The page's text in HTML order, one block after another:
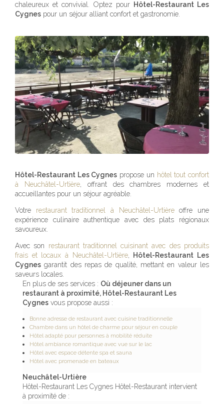
chaleureux et convivial. Optez pour Hôtel-Restaurant Les
Cygnes pour un séjour alliant confort et gastronomie.
Hôtel-Restaurant Les Cygnes propose un hôtel tout confort
à Neuchâtel-Urtière, offrant des chambres modernes et
accueillantes pour un séjour agréable.
Votre restaurant traditionnel à Neuchâtel-Urtièreoffre une
expérience culinaire authentique avec des plats régionaux
savoureux.
Avec son restaurant traditionnel cuisinant avec des produits
frais et locaux à Neuchâtel-Urtière,
Hôtel-Restaurant Les
Cygnes garantit des repas de qualité, mettant en valeur les
saveurs locales.
En plus de ses services : Où déjeuner dans un
restaurant à proximité, Hôtel-Restaurant Les
Cygnes vous propose aussi :
Bonne adresse de restaurant avec cuisine traditionnelle
Chambre dans un hôtel de charme pour séjour en couple
Hôtel adapté pour personnes à mobilité réduite
Hôtel ambiance romantique avec vue sur le lac
Hôtel avec espace détente spa et sauna
Hôtel avec promenade en bateaux
Neuchâtel-Urtière
Hôtel-Restaurant Les Cygnes Hôtel-Restaurant intervient
à proximité de :